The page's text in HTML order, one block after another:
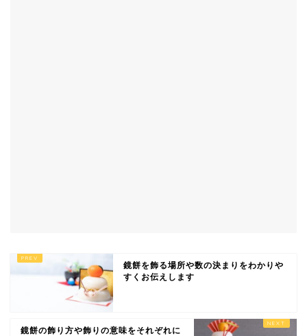
鏡餅を飾る場所や数の決まりをわかりや
すくお伝えします
鏡餅の飾り方や飾りの意味をそれぞれに